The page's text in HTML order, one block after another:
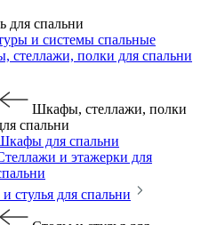
для спальни
и системы спальные
стеллажи, полки для спальни
Шкафы, стеллажи, полки
спальни
для спальни
и этажерки для
стулья для спальни